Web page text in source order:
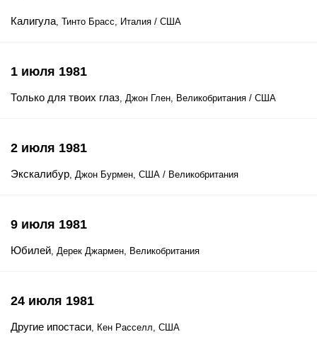
Калигула, Тинто Брасс, Италия / США
1 июля 1981
Только для твоих глаз, Джон Глен, Великобритания / США
2 июля 1981
Экскалибур, Джон Бурмен, США / Великобритания
9 июля 1981
Юбилей, Дерек Джармен, Великобритания
24 июля 1981
Другие ипостаси, Кен Расселл, США